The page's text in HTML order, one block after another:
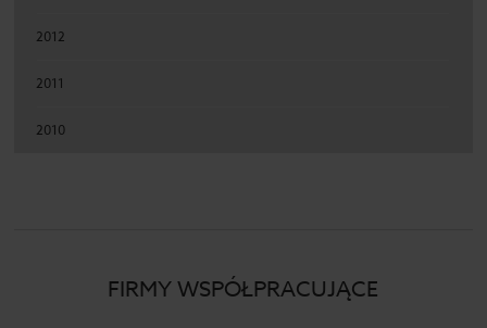
2012
2011
2010
FIRMY WSPÓŁPRACUJĄCE